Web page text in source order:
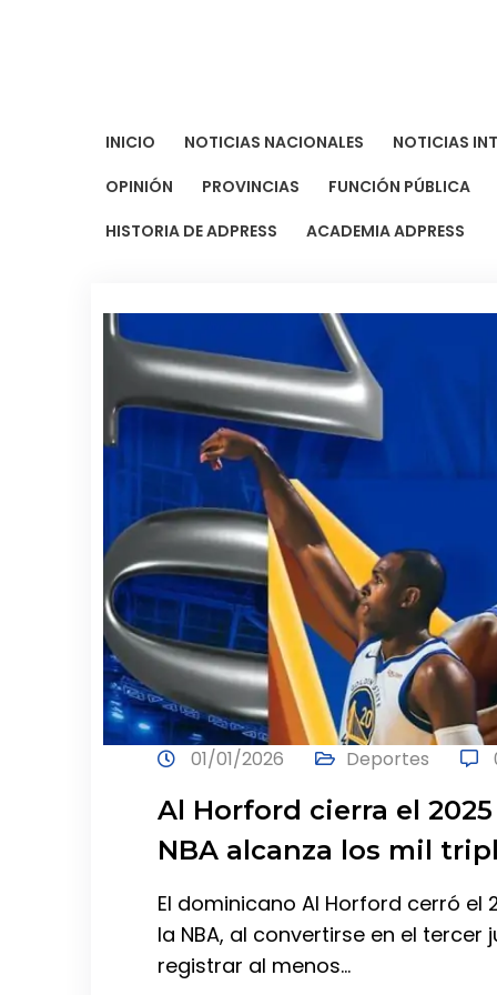
INICIO NOTICIAS NACIONALES NOTICIAS
OPINIÓN
PROVINCIAS FUNCIÓN PÚBLICA
HISTORIA DE ADPRESS
ACADEMIA ADPRESS
01/01/2026 Deportes
Al Horford cierra el
NBA alcanza los mil
El dominicano Al Horford cerró
la NBA, al convertirse en el
registrar al menos…